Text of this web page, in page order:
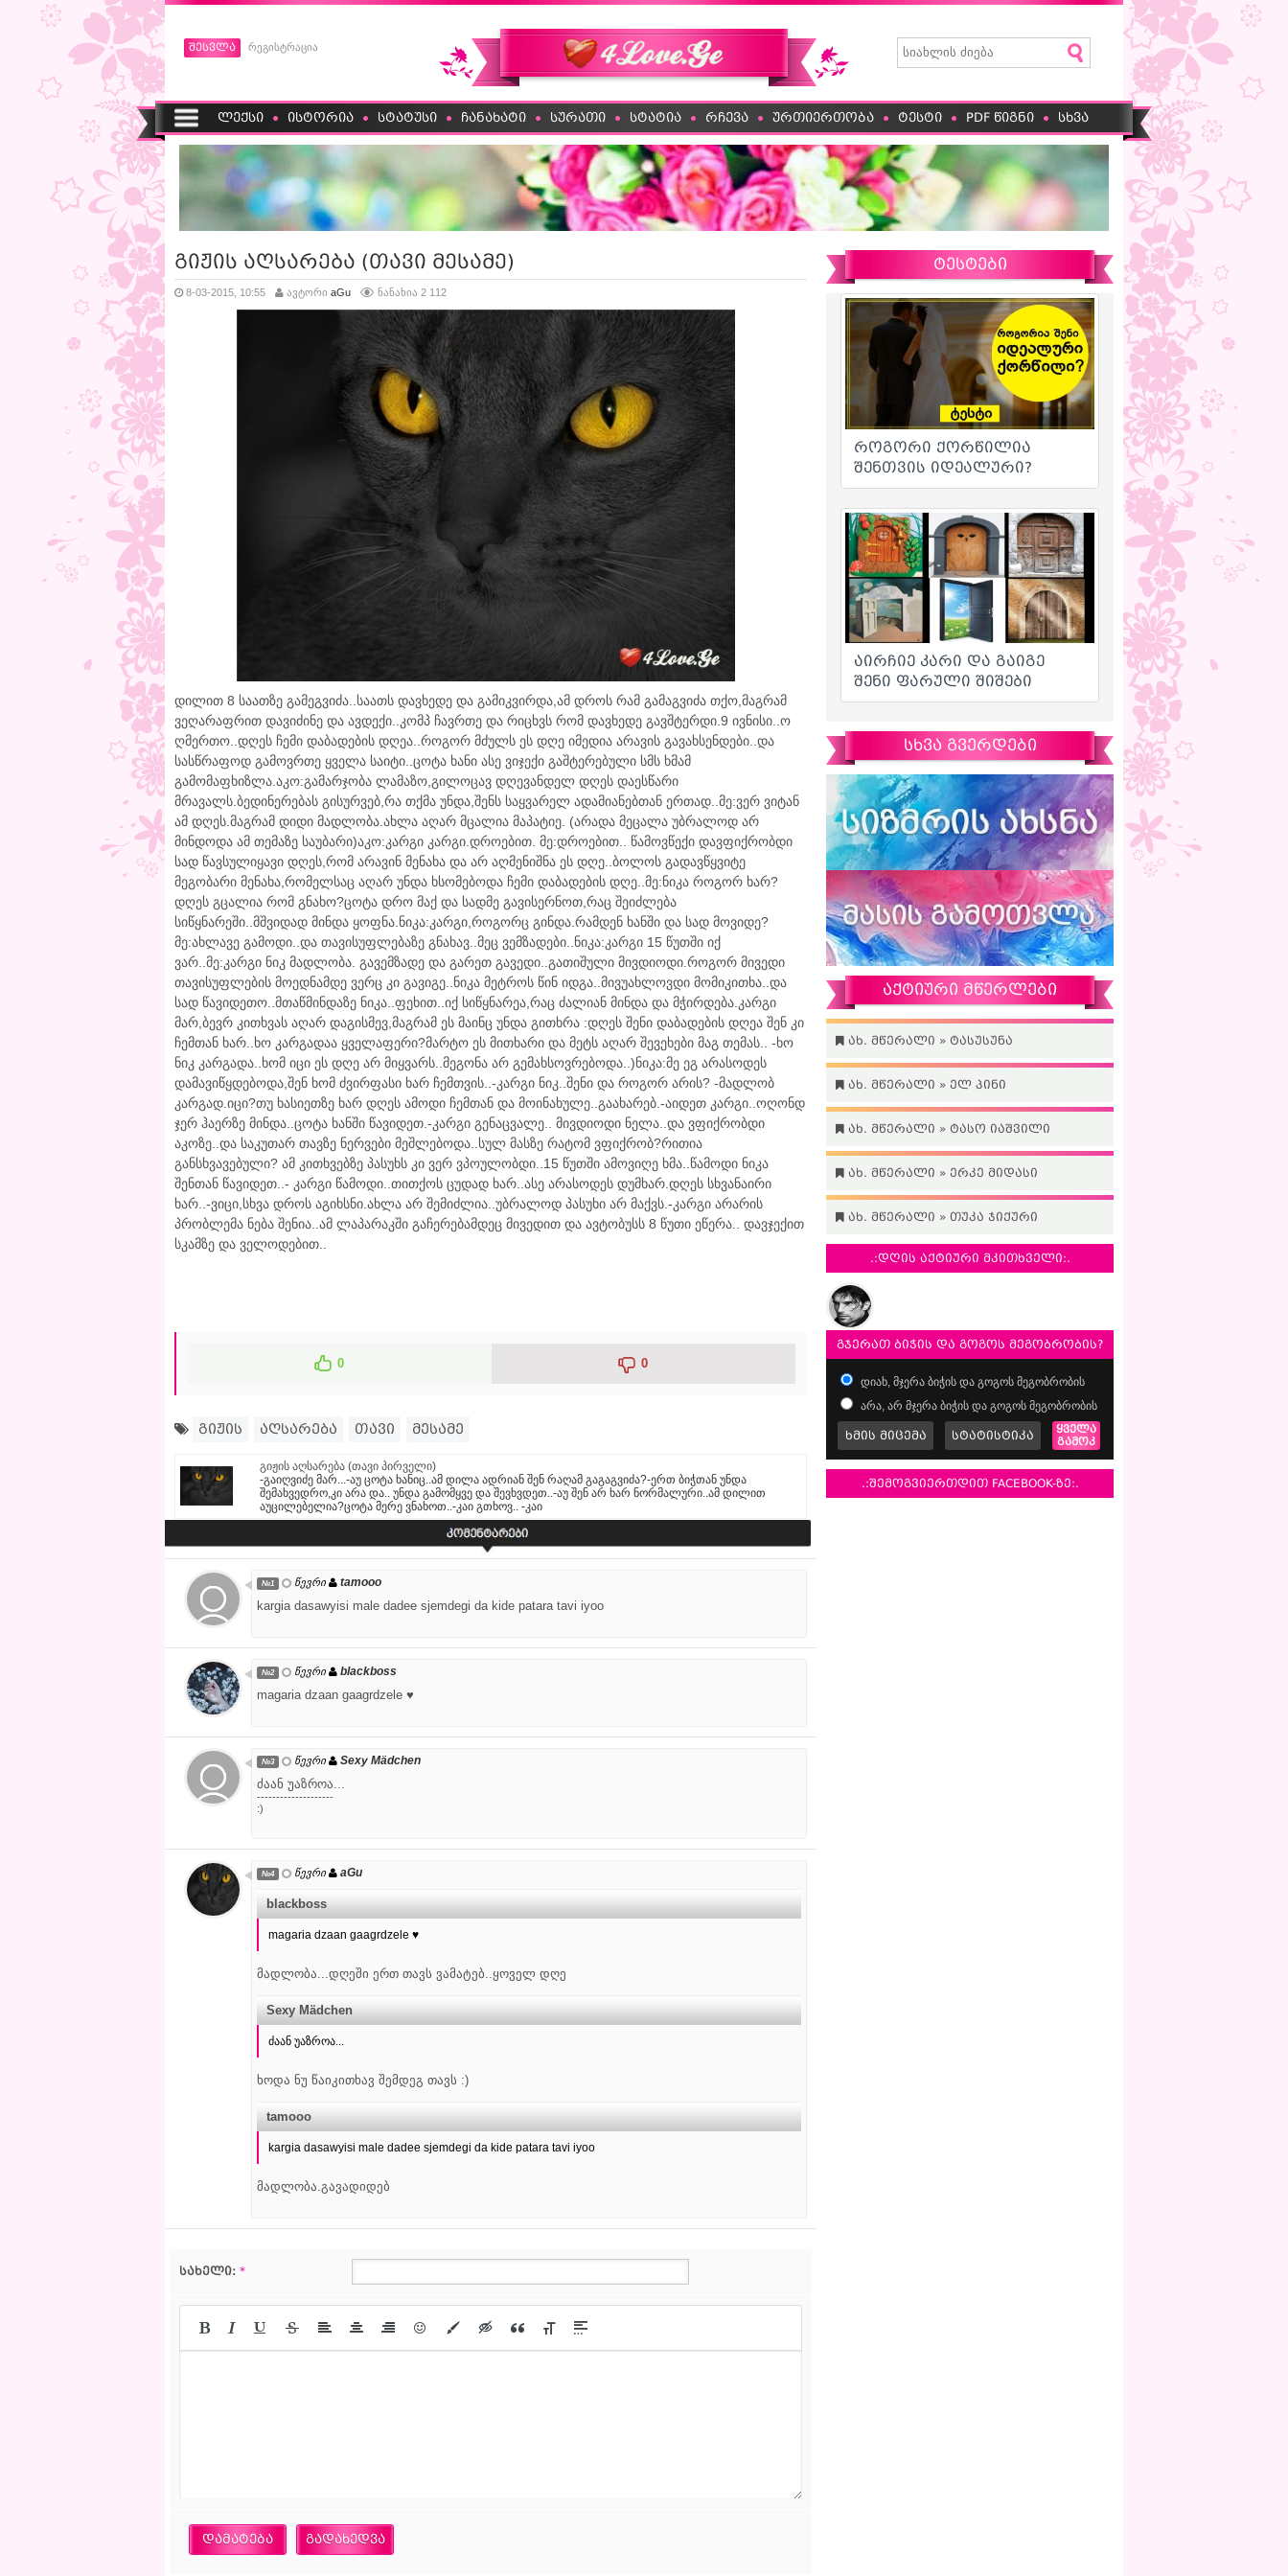
შესვლა რეგისტრაცია
ლექსი ისტორია სტატუსი ჩანახატი სურათი სტატია რჩევა ურთიერთობა ტესტი PDF წიგნი სხვა
გიჟის აღსარება (თავი მესამე)
8-03-2015, 10:55 ავტორი aGu ნანახია 2 112
დილით 8 საათზე გამეგვიძა..საათს დავხედე და გამიკვირდა,ამ დროს რამ გამაგვიძა თქო,მაგრამ
ვეღარაფრით დავიძინე და ავდექი..კომპ ჩავრთე და რიცხვს რომ დავხედე გავშტერდი.9 ივნისი..ო
ღმერთო..დღეს ჩემი დაბადების დღეა..როგორ მძულს ეს დღე იმედია არავის გავახსენდები..და
სასწრაფოდ გამოვრთე ყველა საიტი..ცოტა ხანი ასე ვიჯექი გაშტერებული სმს ხმამ
გამომაფხიზლა.აკო:გამარჯობა ლამაზო,გილოცავ დღევანდელ დღეს დაესწარი
მრავალს.ბედინერებას გისურვებ,რა თქმა უნდა,შენს საყვარელ ადამიანებთან ერთად..მე:ვერ ვიტან
ამ დღეს.მაგრამ დიდი მადლობა.ახლა აღარ მცალია მაპატიე. (არადა მეცალა უბრალოდ არ
მინდოდა ამ თემაზე საუბარი)აკო:კარგი კარგი.დროებით. მე:დროებით.. წამოვწექი დავფიქრობდი
სად წავსულიყავი დღეს,რომ არავინ მენახა და არ აღმენიშნა ეს დღე..ბოლოს გადავწყვიტე
მეგობარი მენახა,რომელსაც აღარ უნდა ხსომებოდა ჩემი დაბადების დღე..მე:ნიკა როგორ ხარ?
დღეს გცალია რომ გნახო?ცოტა დრო მაქ და სადმე გავისერნოთ,რაც შეიძლება
სიწყნარეში..მშვიდად მინდა ყოფნა.ნიკა:კარგი,როგორც გინდა.რამდენ ხანში და სად მოვიდე?
მე:ახლავე გამოდი..და თავისუფლებაზე გნახავ..მეც ვემზადები..ნიკა:კარგი 15 წუთში იქ
ვარ..მე:კარგი ნიკ მადლობა. გავემზადე და გარეთ გავედი..გათიშული მივდიოდი.როგორ მივედი
თავისუფლების მოედნამდე ვერც კი გავიგე..ნიკა მეტროს წინ იდგა..მივუახლოვდი მომიკითხა..და
სად წავიდეთო..მთაწმინდაზე ნიკა..ფეხით..იქ სიწყნარეა,რაც ძალიან მინდა და მჭირდება.კარგი
მარ,ბევრ კითხვას აღარ დაგისმევ,მაგრამ ეს მაინც უნდა გითხრა :დღეს შენი დაბადების დღეა შენ კი
ჩემთან ხარ..ხო კარგადაა ყველაფერი?მარტო ეს მითხარი და მეტს აღარ შევეხები მაგ თემას.. -ხო
ნიკ კარგადა..ხომ იცი ეს დღე არ მიყვარს..მეგონა არ გემახსოვრებოდა..)ნიკა:მე ეგ არასოდეს
დამავიწყდებოდა,შენ ხომ ძვირფასი ხარ ჩემთვის..-კარგი ნიკ..შენი და როგორ არის? -მადლობ
კარგად.იცი?თუ ხასიეთზე ხარ დღეს ამოდი ჩემთან და მოინახულე..გაახარებ.-აიდეთ კარგი..ოღონდ
ჯერ ჰაერზე მინდა..ცოტა ხანში წავიდეთ.-კარგი გენაცვალე.. მივდიოდი ნელა..და ვფიქრობდი
აკოზე..და საკუთარ თავზე ნერვები მეშლებოდა..სულ მასზე რატომ ვფიქრობ?რითია
განსხვავებული? ამ კითხვებზე პასუხს კი ვერ ვპოულობდი..15 წუთში ამოვიღე ხმა..წამოდი ნიკა
შენთან წავიდეთ..- კარგი წამოდი..თითქოს ცუდად ხარ..ასე არასოდეს დუმხარ.დღეს სხვანაირი
ხარ..-ვიცი,სხვა დროს აგიხსნი.ახლა არ შემიძლია..უბრალოდ პასუხი არ მაქვს.-კარგი არარის
პრობლემა ნება შენია..ამ ლაპარაკში გაჩერებამდეც მივედით და ავტობუსს 8 წუთი ეწერა.. დავჯექით
სკამზე და ველოდებით..
0 0
გიჟის აღსარება თავი მესამე
გიჟის აღსარება (თავი პირველი)
-გაიღვიძე მარ...-აუ ცოტა ხანიც..ამ დილა ადრიან შენ რაღამ გაგაგვიძა?-ერთ ბიჭთან უნდა
შემახვედრო,კი არა და.. უნდა გამომყვე და შევხვდეთ..-აუ შენ არ ხარ ნორმალური..ამ დილით
აუცილებელია?ცოტა მერე ვნახოთ..-კაი გთხოვ.. -კაი
№1 წევრი tamooo
kargia dasawyisi male dadee sjemdegi da kide patara tavi iyoo
№2 წევრი blackboss
magaria dzaan gaagrdzele ♥
№3 წევრი Sexy Mädchen
ძაან უაზროა...
--------------------
:)
№4 წევრი aGu
blackboss
magaria dzaan gaagrdzele ♥
მადლობა...დღეში ერთ თავს ვამატებ..ყოველ დღე
Sexy Mädchen
ძაან უაზროა...
ხოდა ნუ წაიკითხავ შემდეგ თავს :)
tamooo
kargia dasawyisi male dadee sjemdegi da kide patara tavi iyoo
მადლობა.გავადიდებ
სახელი: *
დამატება გადახედვა
ტესტები
სხვა გვერდები
აქტიური მწერლები
ახ. მწერალი » ტასუსუნა
ახ. მწერალი » ელ პინი
ახ. მწერალი » ტასო იაშვილი
ახ. მწერალი » ერკე მიდასი
ახ. მწერალი » თუკა ჯიქური
.:დღის აქტიური მკითხველი:.
გჯერათ ბიჭის და გოგოს მეგობრობის?
დიახ, მჯერა ბიჭის და გოგოს მეგობრობის
არა, არ მჯერა ბიჭის და გოგოს მეგობრობის
ხმის მიცემა სტატისტიკა
ყველა
გამოკ
.:შემოგვიერთდით FACEBOOK-ზე:.